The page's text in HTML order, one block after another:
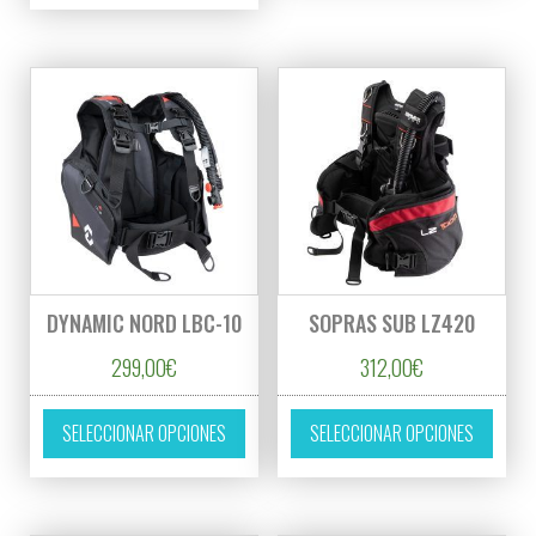
DYNAMIC NORD LBC-10
299,00€
SELECCIONAR OPCIONES
Este producto tiene múltiples variantes.
SOPRAS SUB LZ420
312,00€
SELECCIONAR OPCIONES
Este